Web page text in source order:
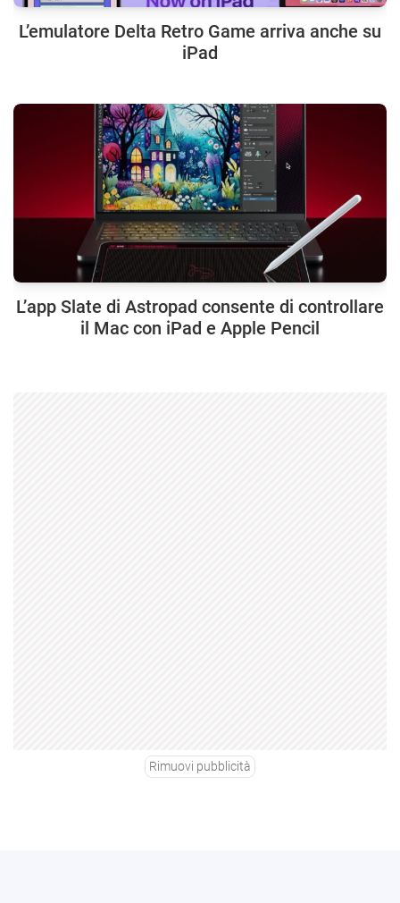
L’emulatore Delta Retro Game arriva anche su
iPad
L’app Slate di Astropad consente di controllare
il Mac con iPad e Apple Pencil
Rimuovi pubblicità